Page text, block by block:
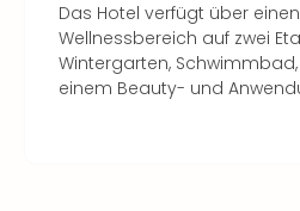
Das Hotel verfügt über
Wellnessbereich auf zwei
Wintergarten,
einem Beauty- und